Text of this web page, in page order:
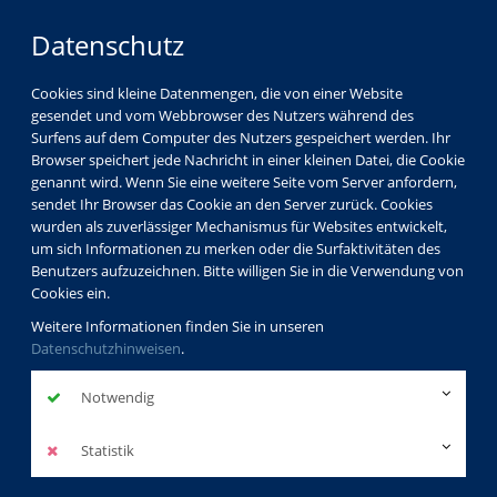
Datenschutz
Cookies sind kleine Datenmengen, die von einer Website
gesendet und vom Webbrowser des Nutzers während des
Surfens auf dem Computer des Nutzers gespeichert werden. Ihr
Browser speichert jede Nachricht in einer kleinen Datei, die Cookie
genannt wird. Wenn Sie eine weitere Seite vom Server anfordern,
sendet Ihr Browser das Cookie an den Server zurück. Cookies
wurden als zuverlässiger Mechanismus für Websites entwickelt,
um sich Informationen zu merken oder die Surfaktivitäten des
Benutzers aufzuzeichnen. Bitte willigen Sie in die Verwendung von
Cookies ein.
Weitere Informationen finden Sie in unseren
Datenschutzhinweisen.
Notwendig
Statistik